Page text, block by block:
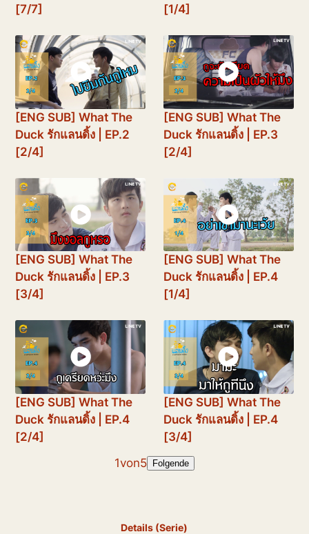
[7/7]
[1/4]
[ENG SUB] What The
Duck รักแลนดิ้ง | EP.2
[2/4]
[ENG SUB] What The
Duck รักแลนดิ้ง | EP.3
[2/4]
[ENG SUB] What The
Duck รักแลนดิ้ง | EP.3
[3/4]
[ENG SUB] What The
Duck รักแลนดิ้ง | EP.4
[1/4]
[ENG SUB] What The
Duck รักแลนดิ้ง | EP.4
[2/4]
[ENG SUB] What The
Duck รักแลนดิ้ง | EP.4
[3/4]
1von5 Folgende
Details (Serie)